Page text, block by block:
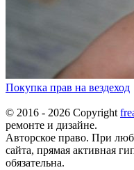
Покупка прав на вездеход
© 2016 - 2026 Copyright
ремонте и дизайне.
Авторское право. При
сайта, прямая активная
обязательна.